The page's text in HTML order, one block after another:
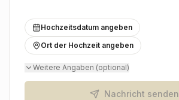
Hochzeitsdatum angeben
Ort der Hochzeit angeben
Weitere Angaben (optional)
Nachricht senden